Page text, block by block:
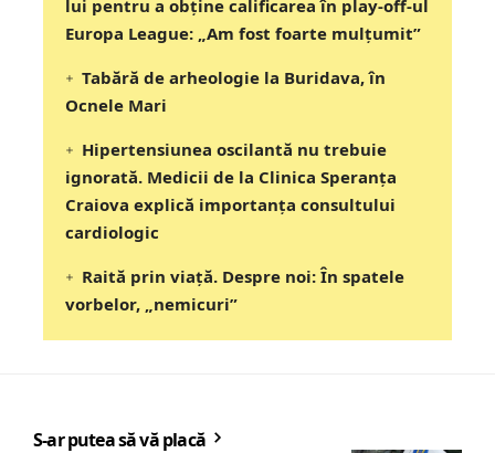
lui pentru a obține calificarea în play-off-ul
Europa League: „Am fost foarte mulțumit”
Tabără de arheologie la Buridava, în
Ocnele Mari
Hipertensiunea oscilantă nu trebuie
ignorată. Medicii de la Clinica Speranța
Craiova explică importanța consultului
cardiologic
Raită prin viață. Despre noi: În spatele
vorbelor, „nemicuri”
S-ar putea să vă placă